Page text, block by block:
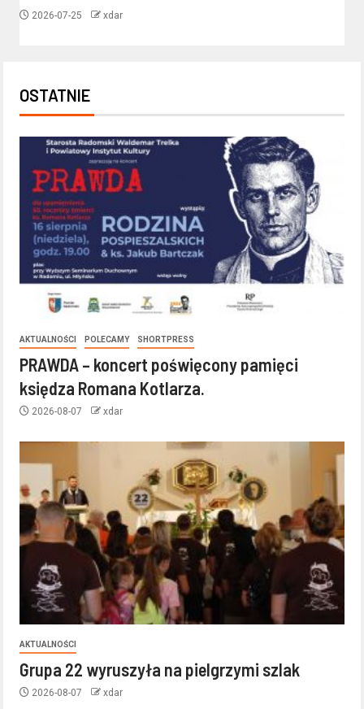
2026-07-25 xdar
OSTATNIE
AKTUALNOŚCI POLECAMY SHORTPRESS
PRAWDA – koncert poświęcony pamięci
księdza Romana Kotlarza.
2026-08-07 xdar
AKTUALNOŚCI
Grupa 22 wyruszyła na pielgrzymi szlak
2026-08-07 xdar